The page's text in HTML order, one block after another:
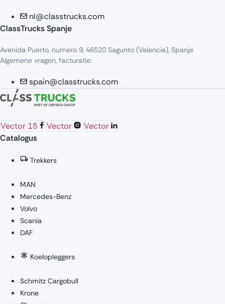
nl@classtrucks.com
ClassTrucks Spanje
Avenida Puerto, numero 9, 46520 Sagunto (Valencia), Spanje
Algemene vragen, facturatie:
spain@classtrucks.com
Vector 15 Vector
Vector
Catalogus
Trekkers
MAN
Mercedes-Benz
Volvo
Scania
DAF
Koelopleggers
Schmitz Cargobull
Krone